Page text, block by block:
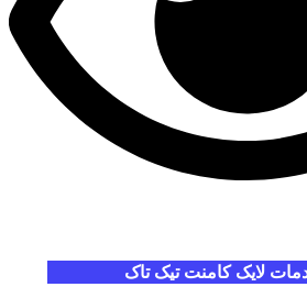
لایک کامنت تیک تاک